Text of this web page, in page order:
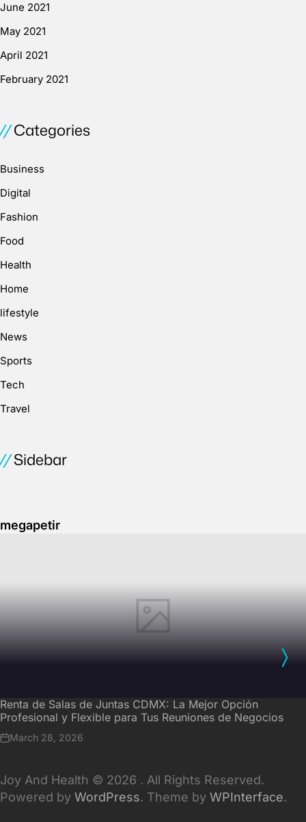
June 2021
May 2021
April 2021
February 2021
Categories
Business
Digital
Fashion
Food
Health
Home
lifestyle
News
Sports
Tech
Travel
Sidebar
megapetir
Renta de Salas de Juntas CDMX: La Mejor Opción
Profesional y Flexible para Tus Reuniones de Negocios
March 28, 2026
Joy And Health © 2026 . All Rights Reserved.
Powered by WordPress. Theme by WPInterface.